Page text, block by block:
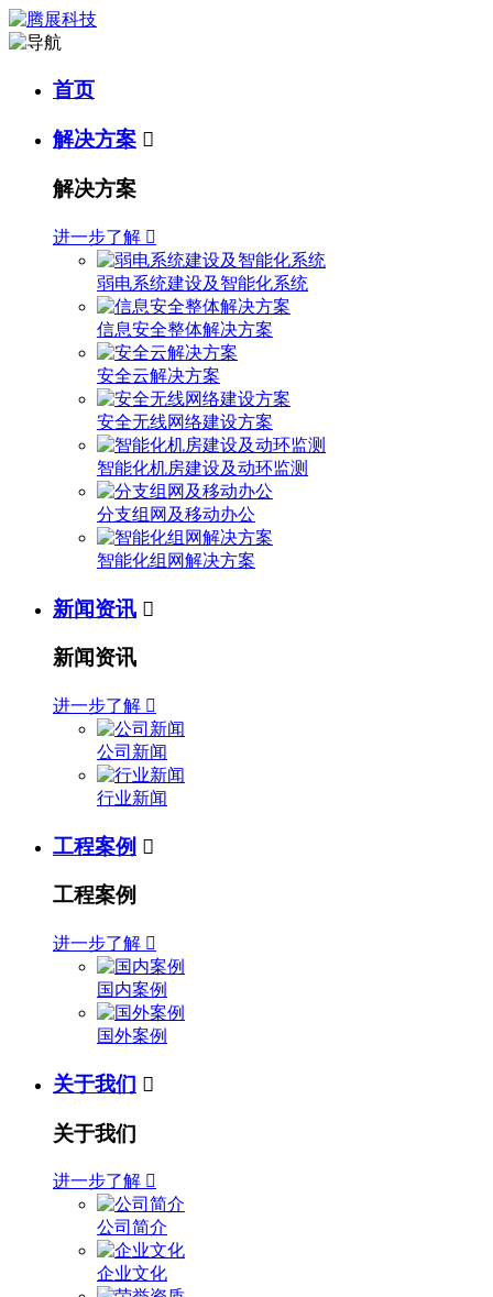
首页
解决方案 
解决方案
进一步了解 
弱电系统建设及智能化系统
信息安全整体解决方案
安全云解决方案
安全无线网络建设方案
智能化机房建设及动环监测
分支组网及移动办公
智能化组网解决方案
新闻资讯 
新闻资讯
进一步了解 
公司新闻
行业新闻
工程案例 
工程案例
进一步了解 
国内案例
国外案例
关于我们 
关于我们
进一步了解 
公司简介
企业文化